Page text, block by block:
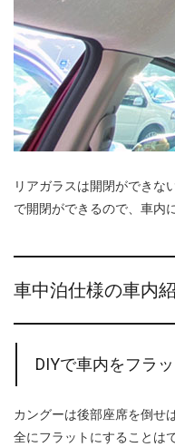
リアガラスは開閉ができな
で開閉ができるので、車内
車中泊仕様の車内
DIYで車内をフラ
カングーは後部座席を倒せ
全にフラットにすることは